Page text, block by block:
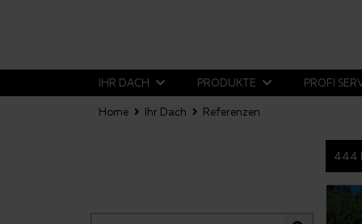
IHR DACH PRODUKTE PROFI
Home Ihr Dach Referenzen
444